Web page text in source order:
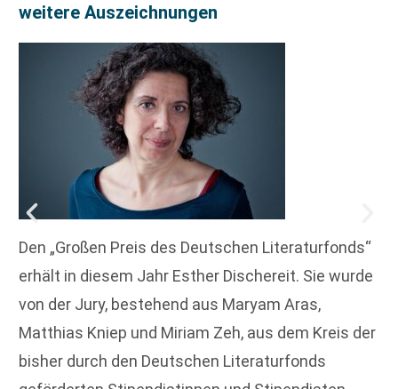
weitere Auszeichnungen
Den „Großen Preis des Deutschen Literaturfonds“
erhält in diesem Jahr Esther Dischereit. Sie wurde
von der Jury, bestehend aus Maryam Aras,
Matthias Kniep und Miriam Zeh, aus dem Kreis der
bisher durch den Deutschen Literaturfonds